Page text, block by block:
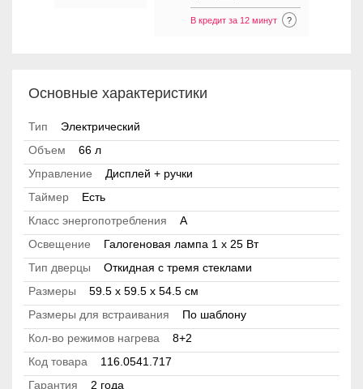
В кредит за 12 минут ?
Основные характеристики
Тип
Электрический
Объем
66 л
Управление
Дисплей + ручки
Таймер
Есть
Класс энергопотребления
А
Освещение
Галогеновая лампа 1 x 25 Вт
Тип дверцы
Откидная с тремя стеклами
Размеры
59.5 х 59.5 x 54.5 см
Размеры для встраивания
По шаблону
Кол-во режимов нагрева
8+2
Код товара
116.0541.717
Гарантия
2 года